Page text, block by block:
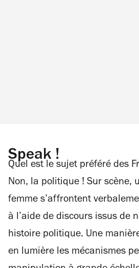
Speak !
Quel est le sujet préféré des
Non, la politique ! Sur scène,
femme s’affrontent
à l’aide de discours issus de
histoire politique. Une
en lumière les mécanismes